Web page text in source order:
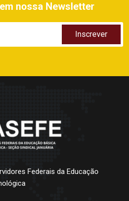
nossa Newsletter
Federais da Educação